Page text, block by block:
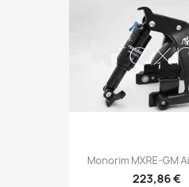
Monorim MXRE-GM
223,86 €